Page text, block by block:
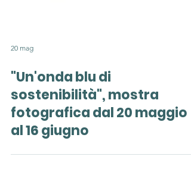
20 mag
"Un'onda blu di
sostenibilità", mostra
fotografica dal 20 maggio
al 16 giugno